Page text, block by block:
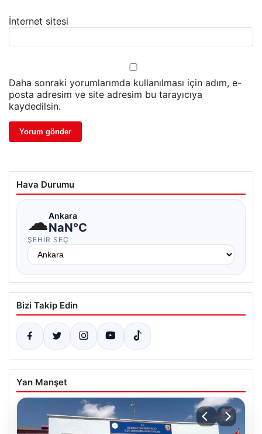
İnternet sitesi
Daha sonraki yorumlarımda kullanılması için adım, e-
posta adresim ve site adresim bu tarayıcıya
kaydedilsin.
Hava Durumu
☁Ankara
NaN°C
ŞEHIR SEÇ
Bizi Takip Edin
Yan Manşet